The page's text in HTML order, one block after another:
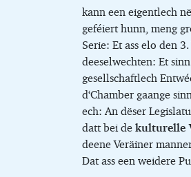
kann een eigentlech
geféiert hunn, meng
Serie: Et ass elo den
deeselwechten: Et
gesellschaftlech
d‘Chamber gaange
ech: An dëser
datt bei dekulturelle
deene Veräiner
Dat ass een weidere